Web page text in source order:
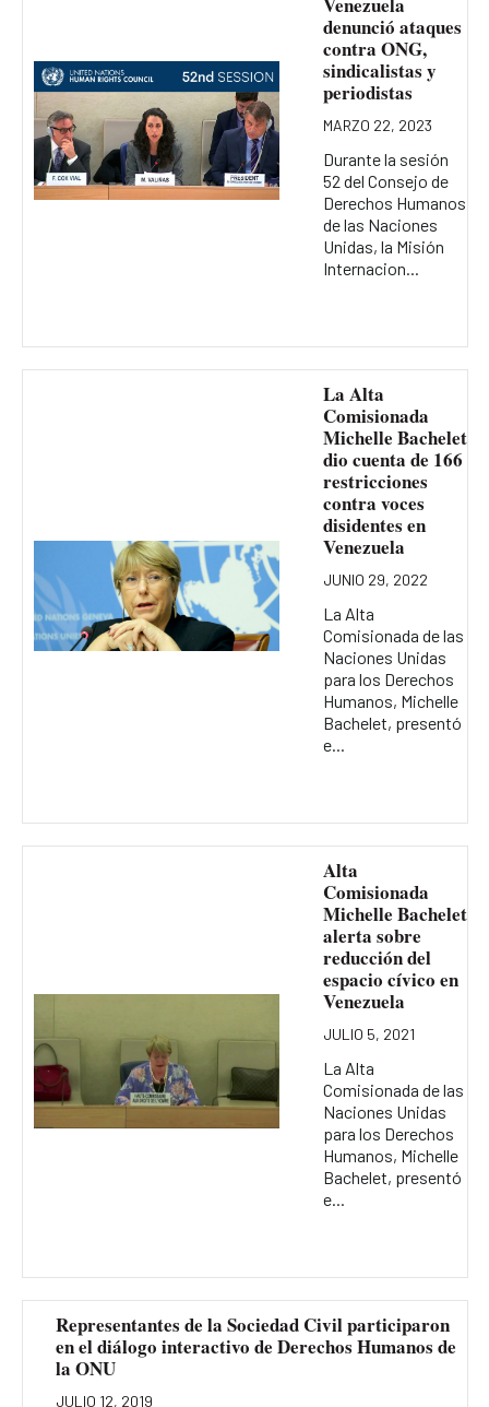
denunció ataques
contra ONG,
sindicalistas y
periodistas
MARZO 22, 2023
Durante la sesión
52 del Consejo de
Derechos Humanos
de las Naciones
Unidas, la Misión
Internacion...
La Alta
Comisionada
Michelle Bachelet
dio cuenta de 166
restricciones
contra voces
disidentes en
Venezuela
JUNIO 29, 2022
La Alta
Comisionada de las
Naciones Unidas
para los Derechos
Humanos, Michelle
Bachelet, presentó
e...
Alta
Comisionada
Michelle Bachelet
alerta sobre
reducción del
espacio cívico en
Venezuela
JULIO 5, 2021
La Alta
Comisionada de las
Naciones Unidas
para los Derechos
Humanos, Michelle
Bachelet, presentó
e...
Representantes de la Sociedad Civil participaron
en el diálogo interactivo de Derechos Humanos de
la ONU
JULIO 12, 2019